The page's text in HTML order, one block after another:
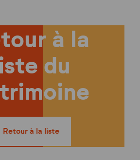
à la
du
Retour à la liste